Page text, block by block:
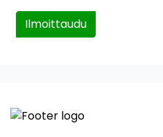
Ilmoittaudu